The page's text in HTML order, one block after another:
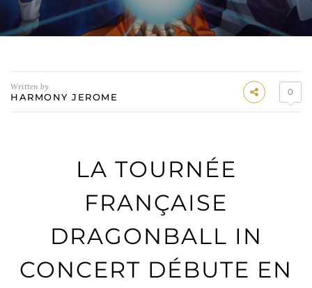
Written by
HARMONY JEROME 0
LA TOURNÉE
FRANÇAISE
DRAGONBALL IN
CONCERT DÉBUTE EN